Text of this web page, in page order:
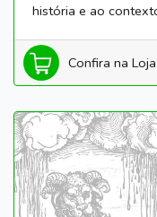
história e ao
Confira na